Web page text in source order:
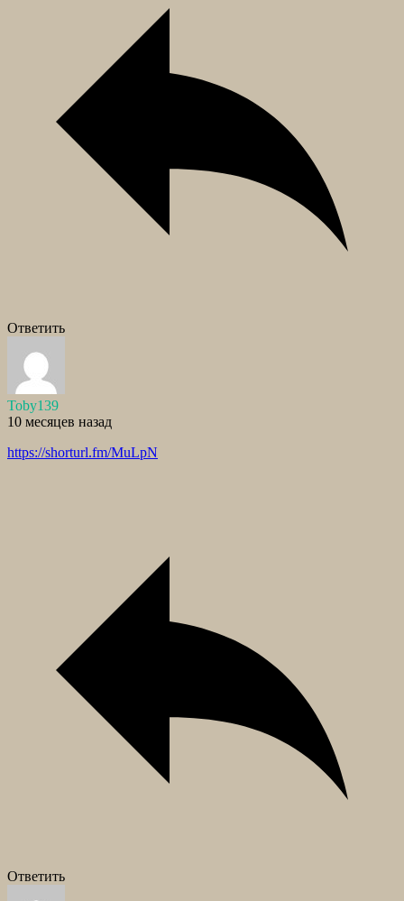
Ответить
Toby139
10 месяцев назад
https://shorturl.fm/MuLpN
Ответить